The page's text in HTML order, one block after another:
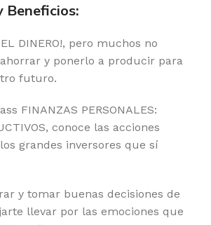
Beneficios:
DINERO!, pero muchos no
y ponerlo a producir para
futuro.
FINANZAS PERSONALES:
conoce las acciones
grandes inversores que sí
y tomar buenas decisiones de
llevar por las emociones que